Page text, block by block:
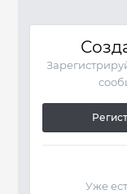
Уже